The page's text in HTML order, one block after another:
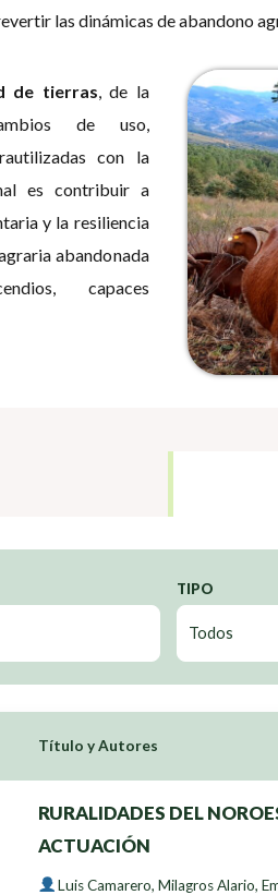
las dinámicas de abandono
de tierras , de la
de uso,
con la
es contribuir a
y la resiliencia
abandonada
capaces
TIPO
Título y Autores
RURALIDADES DEL
ACTUACIÓN
Luis Camarero,Milagros Alario,